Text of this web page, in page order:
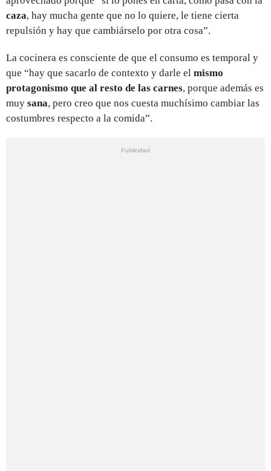
caza, hay mucha gente que no lo quiere, le tiene cierta
repulsión y hay que cambiárselo por otra cosa”.
La cocinera es consciente de que el consumo es temporal y
que “hay que sacarlo de contexto y darle el mismo
protagonismo que al resto de las carnes, porque además es
muy sana, pero creo que nos cuesta muchísimo cambiar las
costumbres respecto a la comida”.